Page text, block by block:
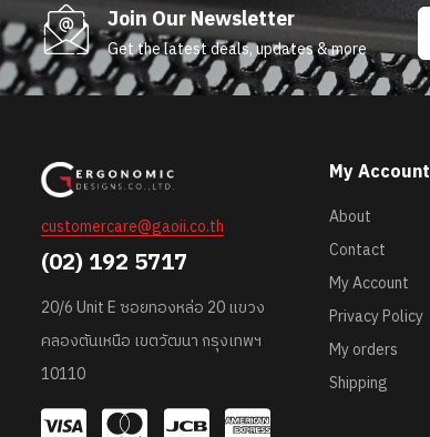
Join Our Newsletter
Get the latest deals, updates & more
customercare@gaoii.co.th
(02) 192 5717
20/6 Unit E ซอยทองหล่อ 20 แขวง
คลองตันเหนือ เขตวัฒนา กรุงเทพฯ
10110
My Account
About
Contact
My Account
Privacy Policy
My orders
Shipping